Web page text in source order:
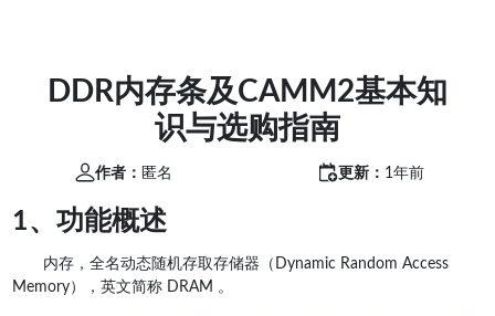
DDR内存条及CAMM2基本知
识与选购指南
作者： 匿名 更新： 1年前
1、功能概述
内存，全名动态随机存取存储器（Dynamic Random Access
Memory），英文简称 DRAM 。